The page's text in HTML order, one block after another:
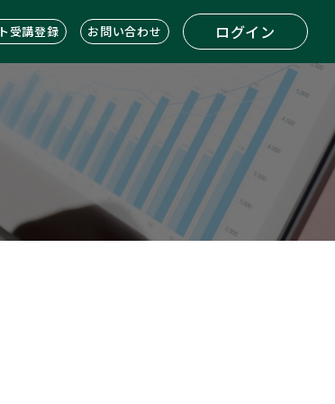
受講登録 お問い合わせ ログイン